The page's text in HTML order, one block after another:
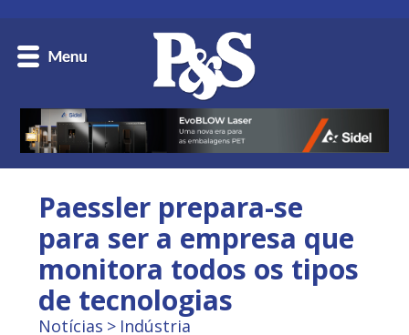
Paessler prepara-se
para ser a empresa que
monitora todos os tipos
de tecnologias
Notícias Indústria